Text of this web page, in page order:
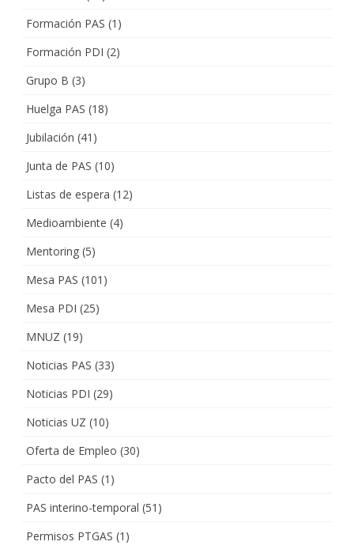
Formación PAS (1)
Formación PDI (2)
Grupo B (3)
Huelga PAS (18)
Jubilación (41)
Junta de PAS (10)
Listas de espera (12)
Medioambiente (4)
Mentoring (5)
Mesa PAS (101)
Mesa PDI (25)
MNUZ (19)
Noticias PAS (33)
Noticias PDI (29)
Noticias UZ (10)
Oferta de Empleo (30)
Pacto del PAS (1)
PAS interino-temporal (51)
Permisos PTGAS (1)